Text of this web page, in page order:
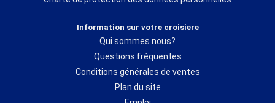
Information sur votre croisiere
Qui sommes nous?
Questions fréquentes
Conditions générales de ventes
Plan du site